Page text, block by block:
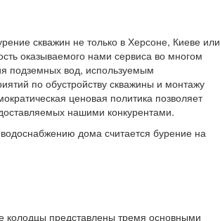
скважин не только в Херсоне, Киеве или
оказываемого нами сервиса во многом
подземных вод, используемым
по обустройству скважины и монтажу
ценовая политика позволяет
нашими конкурентами.
дома считается бурение на
колодцы представлены тремя основными